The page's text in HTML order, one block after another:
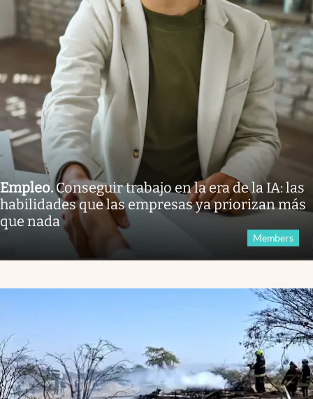
Empleo.Conseguir trabajo en la era de la IA: las
habilidades que las empresas ya priorizan más
que nada
Members